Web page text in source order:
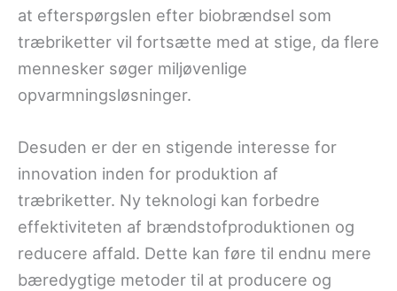
at efterspørgslen efter biobrændsel som
træbriketter vil fortsætte med at stige, da flere
mennesker søger miljøvenlige
opvarmningsløsninger.
Desuden er der en stigende interesse for
innovation inden for produktion af
træbriketter. Ny teknologi kan forbedre
effektiviteten af brændstofproduktionen og
reducere affald. Dette kan føre til endnu mere
bæredygtige metoder til at producere og